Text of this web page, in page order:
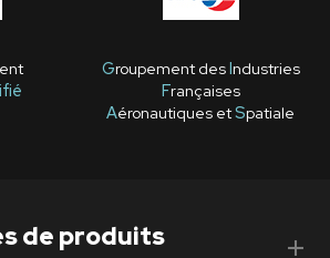
Groupement desIndustries
Françaises
Aéronautiques etSpatiale
de produits